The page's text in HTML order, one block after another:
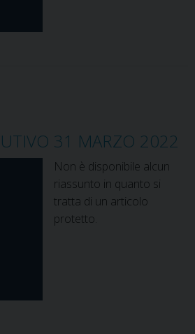
31 MARZO 2022
Non è disponibile alcun
riassunto in quanto si
tratta di un articolo
protetto.